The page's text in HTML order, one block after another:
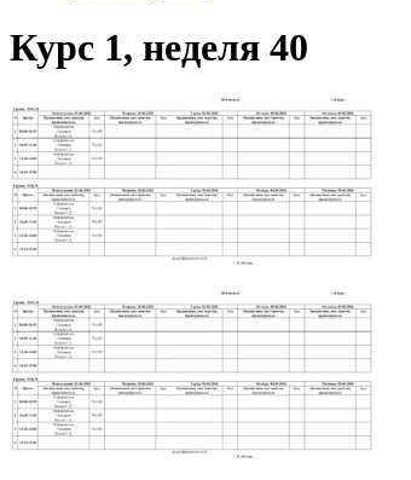
Курс 1, неделя 40